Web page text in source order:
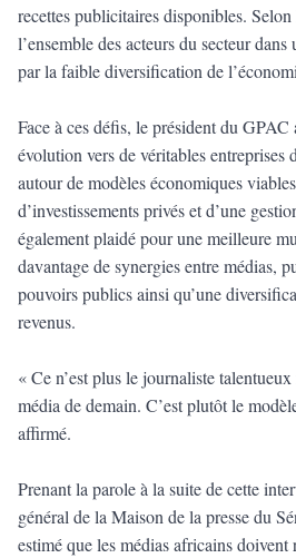
recettes publicitaires disponibles.
l’ensemble des acteurs du secteur
par la faible diversification de
Face à ces défis, le président du GPAC
évolution vers de véritables entreprises
autour de modèles économiques
d’investissements privés et d’une
également plaidé pour une meilleure
davantage de synergies entre médias,
pouvoirs publics ainsi qu’une
revenus.
« Ce n’est plus le journaliste
média de demain. C’est plutôt le
affirmé.
Prenant la parole à la suite de cette
général de la Maison de la presse du
estimé que les médias africains doivent